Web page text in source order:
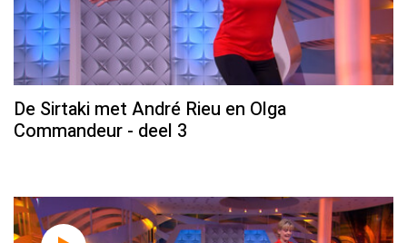
De Sirtaki met André Rieu en Olga
Commandeur - deel 3